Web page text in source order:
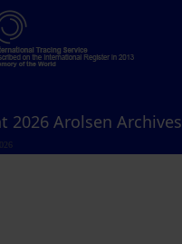
2026 Arolsen Archives